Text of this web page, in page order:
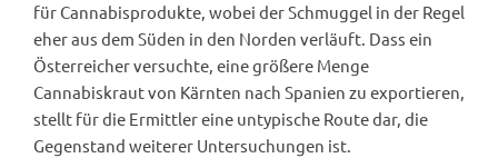
für Cannabisprodukte, wobei der Schmuggel in der Regel
eher aus dem Süden in den Norden verläuft. Dass ein
Österreicher versuchte, eine größere Menge
Cannabiskraut von Kärnten nach Spanien zu exportieren,
stellt für die Ermittler eine untypische Route dar, die
Gegenstand weiterer Untersuchungen ist.